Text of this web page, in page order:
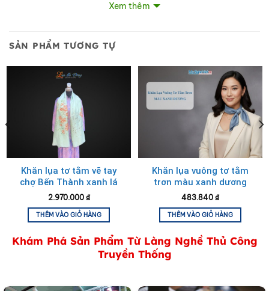
thống giúp màu sắc tươi tắn và bền bỉ theo thời gian.
Khăn lụa vuông tơ tằm trơn màu trắng
Xem thêm
SẢN PHẨM TƯƠNG TỰ
Khăn lụa tơ tằm vẽ tay
chợ Bến Thành xanh lá
MNV-PT70180/6
2.970.000 ₫
THÊM VÀO GIỎ HÀNG
Khăn lụa vuông tơ tằm
trơn màu xanh dương
MNV-PT5050/5
483.840 ₫
THÊM VÀO GIỎ HÀNG
Khám Phá Sản Phẩm Từ Làng Nghề Thủ Công
Truyền Thống